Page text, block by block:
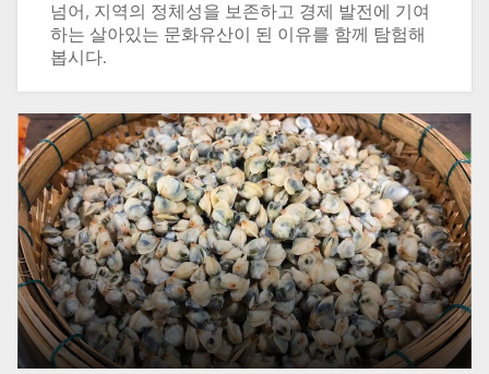
넘어, 지역의 정체성을 보존하고 경제 발전에 기여
하는 살아있는 문화유산이 된 이유를 함께 탐험해
봅시다.